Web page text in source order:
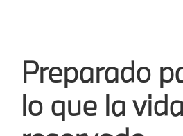
Preparado
lo que la